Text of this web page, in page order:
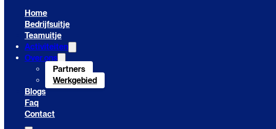
Home
Bedrijfsuitje
Teamuitje
Activiteiten
Over ons
Partners
Werkgebied
Blogs
Faq
Contact